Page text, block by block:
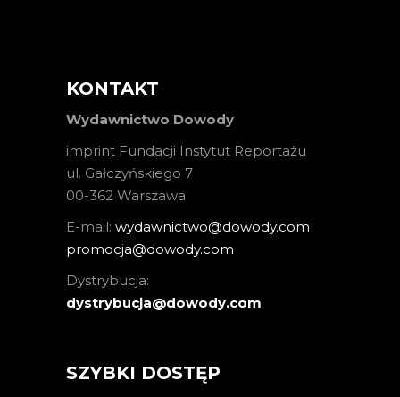
KONTAKT
Wydawnictwo Dowody
imprint Fundacji Instytut Reportażu
ul. Gałczyńskiego 7
00-362 Warszawa
E-mail: wydawnictwo@dowody.com
promocja@dowody.com
Dystrybucja:
dystrybucja@dowody.com
SZYBKI DOSTĘP